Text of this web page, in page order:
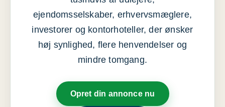
ejendomsselskaber, erhvervsmæglere,
investorer og kontorhoteller, der ønsker
høj synlighed, flere henvendelser og
mindre tomgang.
Opret din annonce nu